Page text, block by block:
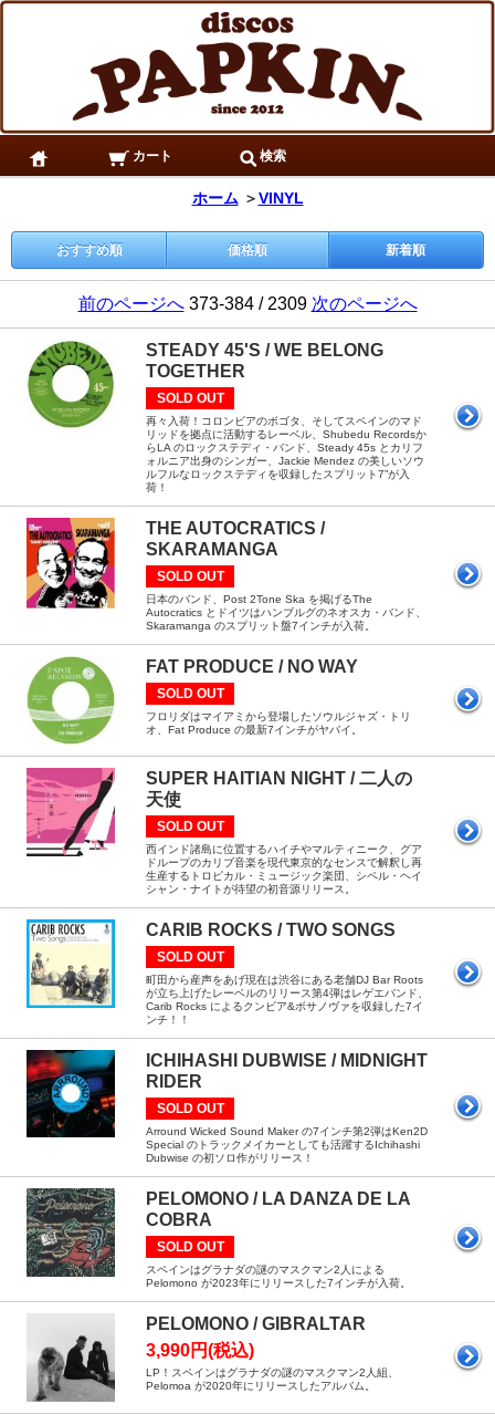
カート 検索
ホーム ＞VINYL
おすすめ順 価格順 新着順
前のページへ373-384 / 2309 次のページへ
STEADY 45'S / WE BELONG
TOGETHER
SOLD OUT
再々入荷！コロンビアのボゴタ、そしてスペインのマド
リッドを拠点に活動するレーベル、Shubedu Recordsか
らLA のロックステディ・バンド、Steady 45s とカリフ
ォルニア出身のシンガー、Jackie Mendez の美しいソウ
ルフルなロックステディを収録したスプリット7”が入
荷！
THE AUTOCRATICS /
SKARAMANGA
SOLD OUT
日本のバンド、Post 2Tone Ska を掲げるThe
Autocratics とドイツはハンブルグのネオスカ・バンド、
Skaramanga のスプリット盤7インチが入荷。
FAT PRODUCE / NO WAY
SOLD OUT
フロリダはマイアミから登場したソウルジャズ・トリ
オ、Fat Produce の最新7インチがヤバイ。
SUPER HAITIAN NIGHT / 二人の
天使
SOLD OUT
西インド諸島に位置するハイチやマルティニーク、グア
ドループのカリブ音楽を現代東京的なセンスで解釈し再
生産するトロピカル・ミュージック楽団、シペル・ヘイ
シャン・ナイトが待望の初音源リリース。
CARIB ROCKS / TWO SONGS
SOLD OUT
町田から産声をあげ現在は渋谷にある老舗DJ Bar Roots
が立ち上げたレーベルのリリース第4弾はレゲエバンド、
Carib Rocks によるクンビア&ボサノヴァを収録した7イ
ンチ！！
ICHIHASHI DUBWISE / MIDNIGHT
RIDER
SOLD OUT
Arround Wicked Sound Maker の7インチ第2弾はKen2D
Special のトラックメイカーとしても活躍するIchihashi
Dubwise の初ソロ作がリリース！
PELOMONO / LA DANZA DE LA
COBRA
SOLD OUT
スペインはグラナダの謎のマスクマン2人による
Pelomono が2023年にリリースした7インチが入荷。
PELOMONO / GIBRALTAR
3,990円(税込)
LP！スペインはグラナダの謎のマスクマン2人組、
Pelomoa が2020年にリリースしたアルバム。